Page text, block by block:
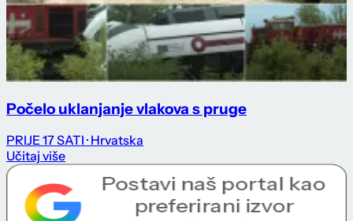
Počelo uklanjanje vlakova s pruge
PRIJE 17 SATI · Hrvatska
Učitaj više